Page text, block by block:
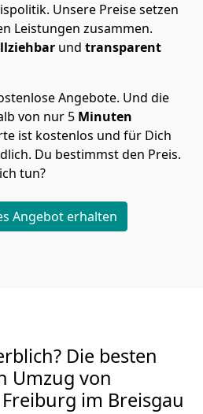
Unsere Preise setzen
Leistungen zusammen.
und transparent
Angebote. Und die
von nur 5 Minuten
ist kostenlos und für Dich
Du bestimmst den Preis.
tun?
Angebot erhalten
Die besten
Umzug von
im Breisgau